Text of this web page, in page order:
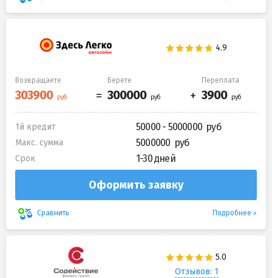
Возвращаете Берете Переплата
1й кредит 50000 - 5000000
Макс. сумма 5000000
Срок 1-30 дней
Оформить заявку
Сравнить Подробнее
Отзывов: 1